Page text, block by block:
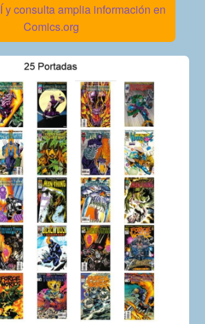
y consulta amplia información en
Comics.org